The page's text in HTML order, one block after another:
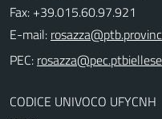
Fax: +39.015.60.97.921
E-mail:
PEC:
CODICE UNIVOCO UFYCNH